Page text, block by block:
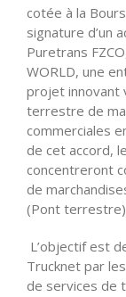
cotée à la
signature d’un
Puretrans
WORLD, une
projet innovant
terrestre de
commerciales
de cet accord,
concentreront
de
(Pont
L’objectif est
Trucknet par
de services de